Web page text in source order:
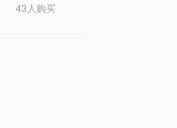
43人购买